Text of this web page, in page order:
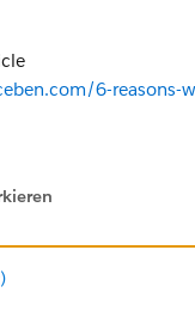
6-reasons-